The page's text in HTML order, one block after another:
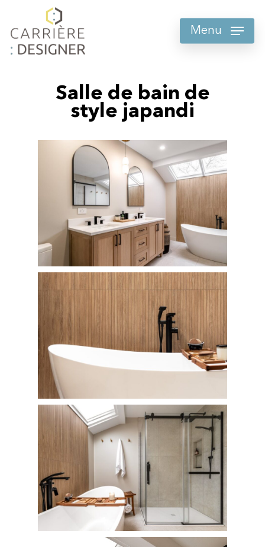
main
content
Menu
Salle de bain de
style japandi